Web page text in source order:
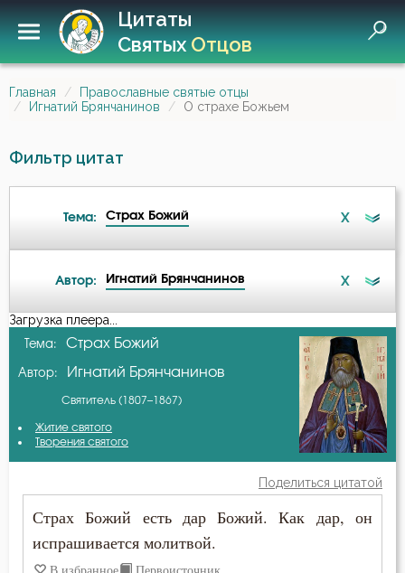
Цитаты
СвятыхОтцов
Главная
Православные святые отцы
Игнатий Брянчанинов
О страхе Божьем
Фильтр цитат
Тема: Страх Божий X
Ад
Антихрист
Атеизм
Безмолвие
Автор: Игнатий Брянчанинов X
А-я
Авва Дорофей
Амвросий Оптинский (Гренков)
Антоний Великий
Василий Великий
Загрузка плеера...
Тема: Страх Божий
Автор: Игнатий Брянчанинов
Святитель (1807–1867)
Житие святого
Творения святого
Поделиться цитатой
Страх Божий есть дар Божий. Как дар, он
испрашивается молитвой.